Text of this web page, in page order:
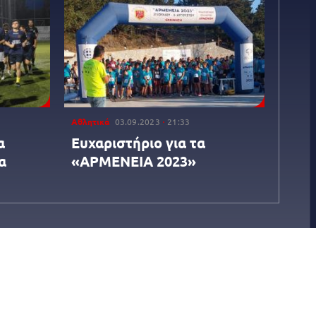
Αθλητικά 03.09.2023 21:33
Ευχαριστήριο για τα
«ΑΡΜΕΝΕΙΑ 2023»